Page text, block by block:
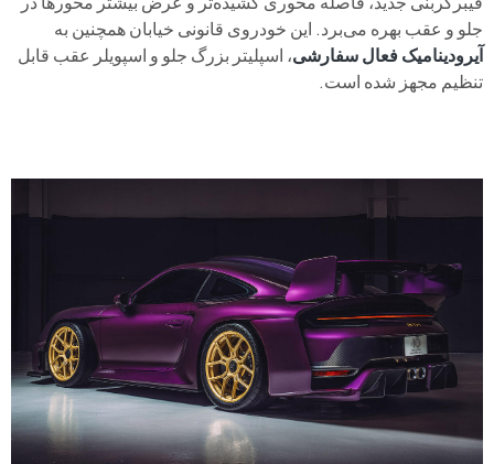
جلو و عقب بهره می‌برد. این خودروی قانونی خیابان همچنین به
آیرودینامیک فعال سفارشی، اسپلیتر بزرگ جلو و اسپویلر عقب قابل
تنظیم مجهز شده است.